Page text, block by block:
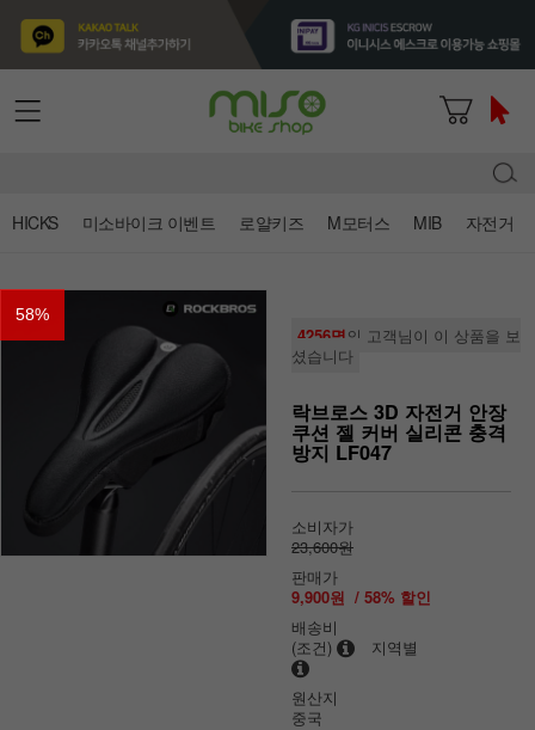
HICKS 미소바이크 이벤트 로얄키즈 M모터스 MIB 자전거
58%
4256명의 고객님이 이 상품을 보
셨습니다
락브로스 3D 자전거 안장
쿠션 젤 커버 실리콘 충격
방지 LF047
소비자가
23,600원
판매가
9,900원 / 58% 할인
배송비
(조건)
지역별
원산지
중국